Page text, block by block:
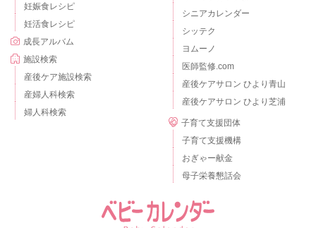
妊娠食レシピ
妊活食レシピ
成長アルバム
施設検索
産後ケア施設検索
産婦人科検索
婦人科検索
シニアカレンダー
シッテク
ヨムーノ
医師監修.com
産後ケアサロン ひより青山
産後ケアサロン ひより芝浦
子育て支援団体
子育て支援機構
おぎゃー献金
母子栄養懇話会